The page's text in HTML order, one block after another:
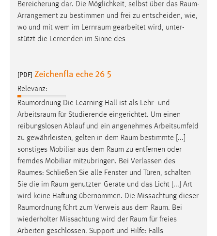
Bereicherung dar. Die Möglichkeit, selbst über das Raum-
Arrangement zu bestimmen und frei zu entscheiden, wie,
wo und mit wem im Lernraum gearbeitet wird, unter-
stützt die Lernenden im Sinne des
[PDF] Zeichenfla eche 26 5
Relevanz:
Raumordnung Die Learning Hall ist als Lehr- und
Arbeitsraum für Studierende eingerichtet. Um einen
reibungslosen Ablauf und ein angenehmes Arbeitsumfeld
zu gewährleisten, gelten in dem Raum bestimmte [...]
sonstiges Mobiliar aus dem Raum zu entfernen oder
fremdes Mobiliar mitzubringen. Bei Verlassen des
Raumes: Schließen Sie alle Fenster und Türen, schalten
Sie die im Raum genutzten Geräte und das Licht [...] Art
wird keine Haftung übernommen. Die Missachtung dieser
Raumordnung führt zum Verweis aus dem Raum. Bei
wiederholter Missachtung wird der Raum für freies
Arbeiten geschlossen. Support und Hilfe: Falls